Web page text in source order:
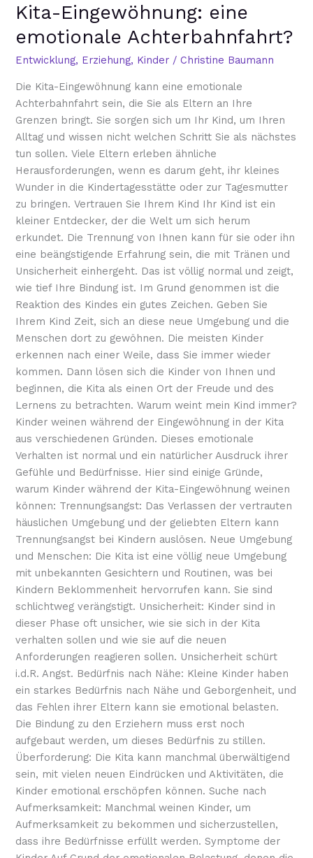
Kita-Eingewöhnung: eine
emotionale Achterbahnfahrt?
Entwicklung, Erziehung, Kinder /Christine Baumann
Die Kita-Eingewöhnung kann eine emotionale
Achterbahnfahrt sein, die Sie als Eltern an Ihre
Grenzen bringt. Sie sorgen sich um Ihr Kind, um Ihren
Alltag und wissen nicht welchen Schritt Sie als nächstes
tun sollen. Viele Eltern erleben ähnliche
Herausforderungen, wenn es darum geht, ihr kleines
Wunder in die Kindertagesstätte oder zur Tagesmutter
zu bringen. Vertrauen Sie Ihrem Kind Ihr Kind ist ein
kleiner Entdecker, der die Welt um sich herum
erkundet. Die Trennung von Ihnen kann für sie oder ihn
eine beängstigende Erfahrung sein, die mit Tränen und
Unsicherheit einhergeht. Das ist völlig normal und zeigt,
wie tief Ihre Bindung ist. Im Grund genommen ist die
Reaktion des Kindes ein gutes Zeichen. Geben Sie
Ihrem Kind Zeit, sich an diese neue Umgebung und die
Menschen dort zu gewöhnen. Die meisten Kinder
erkennen nach einer Weile, dass Sie immer wieder
kommen. Dann lösen sich die Kinder von Ihnen und
beginnen, die Kita als einen Ort der Freude und des
Lernens zu betrachten. Warum weint mein Kind immer?
Kinder weinen während der Eingewöhnung in der Kita
aus verschiedenen Gründen. Dieses emotionale
Verhalten ist normal und ein natürlicher Ausdruck ihrer
Gefühle und Bedürfnisse. Hier sind einige Gründe,
warum Kinder während der Kita-Eingewöhnung weinen
können: Trennungsangst: Das Verlassen der vertrauten
häuslichen Umgebung und der geliebten Eltern kann
Trennungsangst bei Kindern auslösen. Neue Umgebung
und Menschen: Die Kita ist eine völlig neue Umgebung
mit unbekannten Gesichtern und Routinen, was bei
Kindern Beklommenheit hervorrufen kann. Sie sind
schlichtweg verängstigt. Unsicherheit: Kinder sind in
dieser Phase oft unsicher, wie sie sich in der Kita
verhalten sollen und wie sie auf die neuen
Anforderungen reagieren sollen. Unsicherheit schürt
i.d.R. Angst. Bedürfnis nach Nähe: Kleine Kinder haben
ein starkes Bedürfnis nach Nähe und Geborgenheit, und
das Fehlen ihrer Eltern kann sie emotional belasten.
Die Bindung zu den Erziehern muss erst noch
aufgebaut werden, um dieses Bedürfnis zu stillen.
Überforderung: Die Kita kann manchmal überwältigend
sein, mit vielen neuen Eindrücken und Aktivitäten, die
Kinder emotional erschöpfen können. Suche nach
Aufmerksamkeit: Manchmal weinen Kinder, um
Aufmerksamkeit zu bekommen und sicherzustellen,
dass ihre Bedürfnisse erfüllt werden. Symptome der
Eingewöhnung:
emotionale
Achterbahnfahrt?